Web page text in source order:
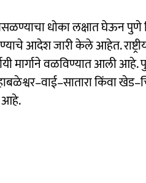
धोका लक्षात घेऊन पुणे
आदेश जारी केले आहेत. राष्ट्रीय
मार्गाने वळविण्यात आली आहे.
किंवा
आहे.